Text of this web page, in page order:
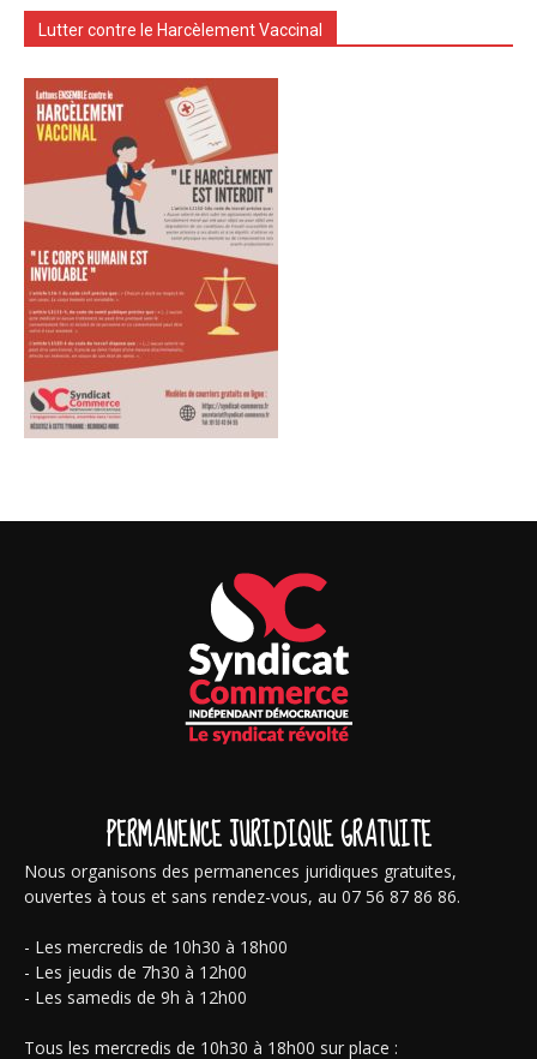
Lutter contre le Harcèlement Vaccinal
PERMANENCE JURIDIQUE GRATUITE
Nous organisons des permanences juridiques gratuites,
ouvertes à tous et sans rendez-vous, au 07 56 87 86 86.
- Les mercredis de 10h30 à 18h00
- Les jeudis de 7h30 à 12h00
- Les samedis de 9h à 12h00
Tous les mercredis de 10h30 à 18h00 sur place :